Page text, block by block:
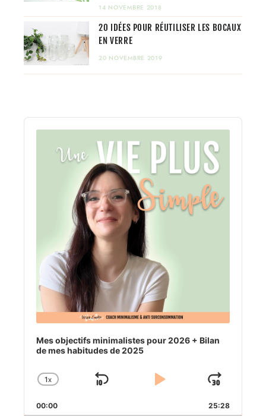
14 NOVEMBRE 2018
20 IDÉES POUR RÉUTILISER LES BOCAUX
EN VERRE
20 NOVEMBRE 2019
Audio
Player
Mes objectifs minimalistes pour 2026 + Bilan
de mes habitudes de 2025
CHANGE
RATE
1X
SKIP
BACKWARD
PLAY
PAUSE
00:00 25:28